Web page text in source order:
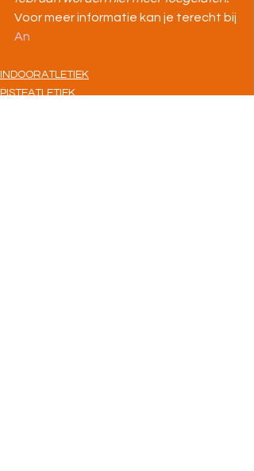
Voor meer informatie kan je terecht bij
An
INDOORATLETIEK
PISTEATLETIEK